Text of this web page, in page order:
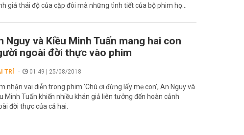
giá thái độ của cặp đôi mà những tình tiết của bộ phim họ...
Nguy và Kiều Minh Tuấn mang hai con
ngoài đời thực vào phim
TRÍ 01:49 | 25/08/2018
nhận vai diễn trong phim 'Chú ơi đừng lấy mẹ con', An Nguy và
Minh Tuấn khiến nhiều khán giả liên tưởng đến hoàn cảnh
đời thực của cả hai.